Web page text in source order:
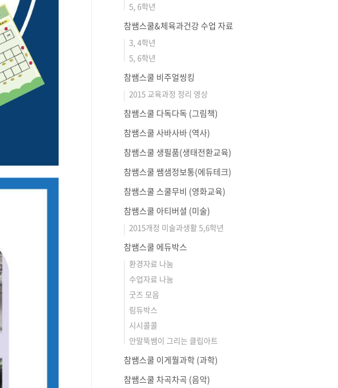
5, 6학년
참쌤스쿨&체육과건강 수업 자료
3, 4학년
5, 6학년
참쌤스쿨 비주얼씽킹
2015 교육과정 정리 영상
참쌤스쿨 다독다독 (그림책)
참쌤스쿨 사바사바 (역사)
참쌤스쿨 생필품(생태전환교육)
참쌤스쿨 쌤샘정보통(에듀테크)
참쌤스쿨 스쿨무비 (영화교육)
참쌤스쿨 아티버셜 (미술)
2015개정 미술과생활 5,6학년
참쌤스쿨 에듀박스
환경자료 나눔
수업자료 나눔
굿즈 모음
림듀박스
시시콜콜
안말뚝쌤이 그리는 클립아트
참쌤스쿨 이게뭘과학 (과학)
참쌤스쿨 차곡차곡 (음악)